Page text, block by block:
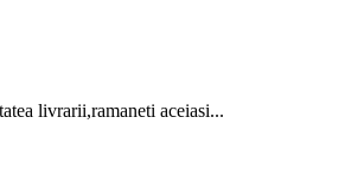
livrarii,ramaneti aceiasi...